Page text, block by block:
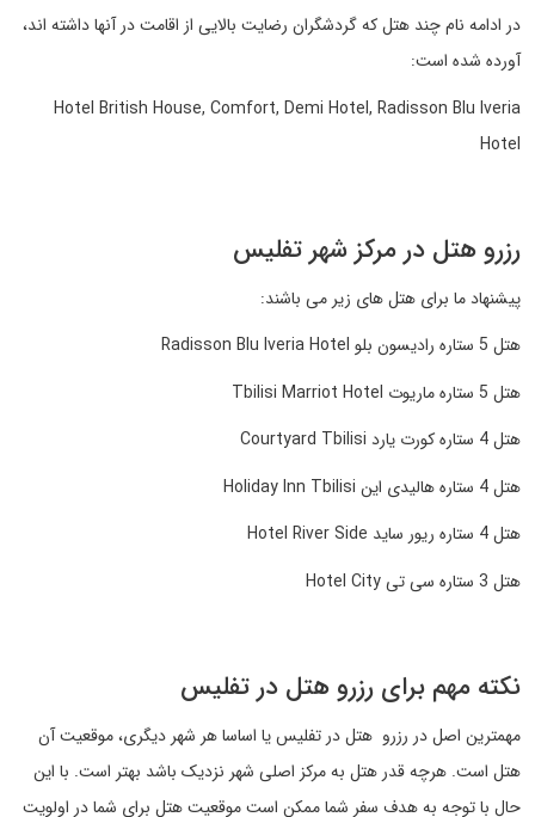
در ادامه نام چند هتل که گردشگران رضایت بالایی از اقامت در آنها داشته اند،
آورده شده است:
Hotel British House, Comfort, Demi Hotel, Radisson Blu Iveria
Hotel
رزرو هتل در مرکز شهر تفلیس
پیشنهاد ما برای هتل های زیر می باشند:
هتل 5 ستاره رادیسون بلو Radisson Blu Iveria Hotel
هتل 5 ستاره ماریوت Tbilisi Marriot Hotel
هتل 4 ستاره کورت یارد Courtyard Tbilisi
هتل 4 ستاره هالیدی این Holiday Inn Tbilisi
هتل 4 ستاره ریور ساید Hotel River Side
هتل 3 ستاره سی تی Hotel City
نکته مهم برای رزرو هتل در تفلیس
مهمترین اصل در رزرو هتل در تفلیس یا اساسا هر شهر دیگری، موقعیت آن
هتل است. هرچه قدر هتل به مرکز اصلی شهر نزدیک باشد بهتر است. با این
حال با توجه به هدف سفر شما ممکن است موقعیت هتل برای شما در اولویت